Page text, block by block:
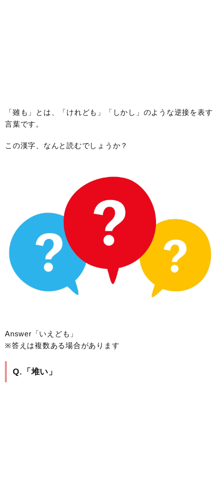
「雖も」とは、「けれども」「しかし」のような逆接を表す
言葉です。
この漢字、なんと読むでしょうか？
Answer「いえども」
※答えは複数ある場合があります
Q.「堆い」